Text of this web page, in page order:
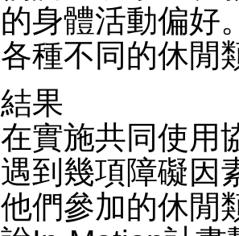
的身體活動偏好
各種不同的休閒
結果
在實施共同使用
遇到幾項障礙因
他們參加的休閒